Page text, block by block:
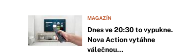
MAGAZÍN
Dnes ve 20:30 to vypukne.
Nova Action vytáhne
válečnou…